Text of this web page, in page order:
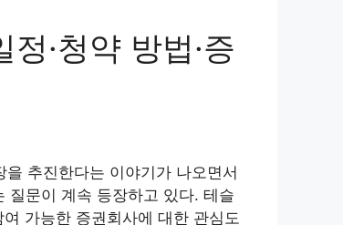
·청약 방법·증
추진한다는 이야기가 나오면서
질문이 계속 등장하고 있다. 테슬
가능한 증권회사에 대한 관심도